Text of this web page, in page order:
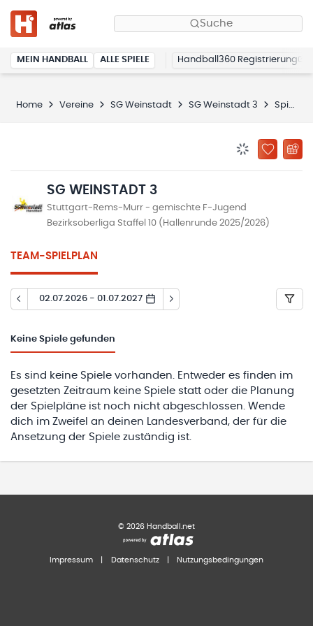
Suche
MEIN HANDBALL ALLE SPIELE Handball360 Registrierung
Home Vereine SG Weinstadt SG Weinstadt 3 Spielplan
ZU
SG WEINSTADT 3
Stuttgart-Rems-Murr - gemischte F-Jugend
Bezirksoberliga Staffel 10 (Hallenrunde 2025/2026)
TEAM-SPIELPLAN
02.07.2026 - 01.07.2027
Keine Spiele gefunden
Es sind keine Spiele vorhanden. Entweder es finden im
gesetzten Zeitraum keine Spiele statt oder die Planung
der Spielpläne ist noch nicht abgeschlossen. Wende
dich im Zweifel an deinen Landesverband, der für die
Ansetzung der Spiele zuständig ist.
© 2026 Handball.net
Impressum Datenschutz Nutzungsbedingungen